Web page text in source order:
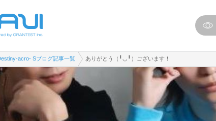
acro- Sブログ記事一覧 ありがとう（╹◡╹）ございます！